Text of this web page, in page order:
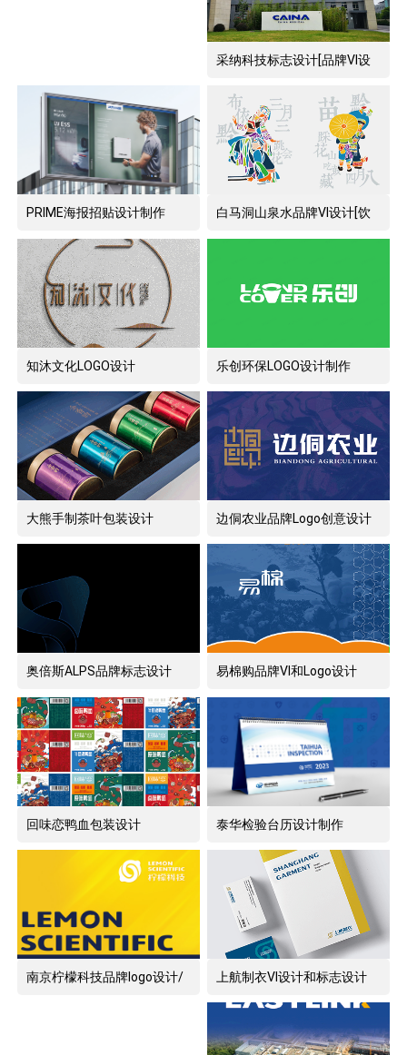
采纳科技标志设计[品牌VI设
PRIME海报招贴设计制作
白马洞山泉水品牌VI设计[饮
知沐文化LOGO设计 乐创环保LOGO设计制作
大熊手制茶叶包装设计 边侗农业品牌Logo创意设计
奥倍斯ALPS品牌标志设计 易棉购品牌VI和Logo设计
回味恋鸭血包装设计 泰华检验台历设计制作
南京柠檬科技品牌logo设计/
上航制衣VI设计和标志设计